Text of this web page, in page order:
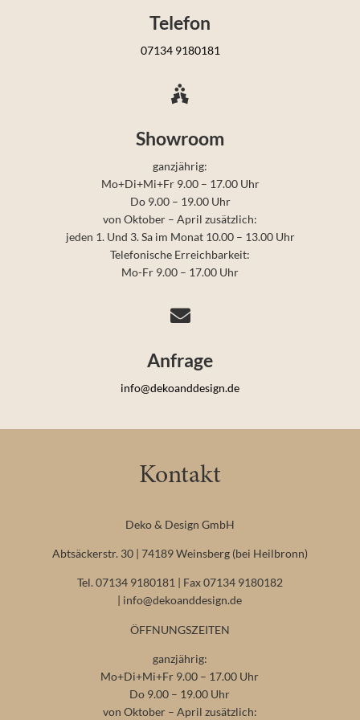
Telefon
07134 9180181

Showroom
ganzjährig:
Mo+Di+Mi+Fr 9.00 – 17.00 Uhr
Do 9.00 – 19.00 Uhr
von Oktober – April zusätzlich:
jeden 1. Und 3. Sa im Monat 10.00 – 13.00 Uhr
Telefonische Erreichbarkeit:
Mo-Fr 9.00 – 17.00 Uhr

Anfrage
info@dekoanddesign.de
Kontakt
Deko & Design GmbH
Abtsäckerstr. 30 | 74189 Weinsberg (bei Heilbronn)
Tel. 07134 9180181 | Fax 07134 9180182
| info@dekoanddesign.de
ÖFFNUNGSZEITEN
ganzjährig:
Mo+Di+Mi+Fr 9.00 – 17.00 Uhr
Do 9.00 – 19.00 Uhr
von Oktober – April zusätzlich: